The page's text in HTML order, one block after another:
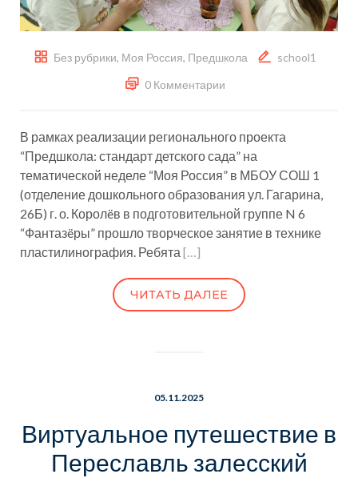
Без рубрики, Моя Россия, Предшкола
school1
0 Комментарии
В рамках реализации регионального проекта
“Предшкола: стандарт детского сада” на
тематической неделе “Моя Россия” в МБОУ СОШ 1
(отделение дошкольного образования ул. Гагарина,
26Б) г. о. Королëв в подготовительной группе N 6
“Фантазëры” прошло творческое занятие в технике
пластилинография. Ребята […]
ЧИТАТЬ ДАЛЕЕ
05.11.2025
Виртуальное путешествие в
Переславль залесский